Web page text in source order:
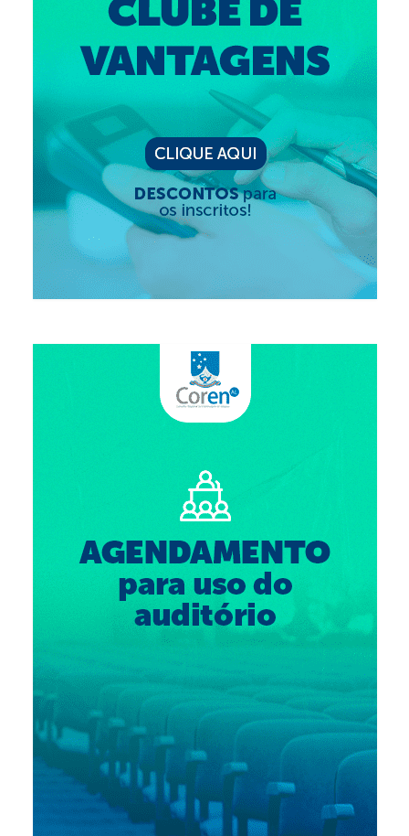
Editais e licitação
Eleições
Responsabilidade Técnica
Legislações
Decisões
Portarias
Censura Pública
Procedimento para registro
Clube de Vantagens
Valores dos serviços
Reserva de auditório
Ouvidoria
Contatos
Fale Conosco
NEP